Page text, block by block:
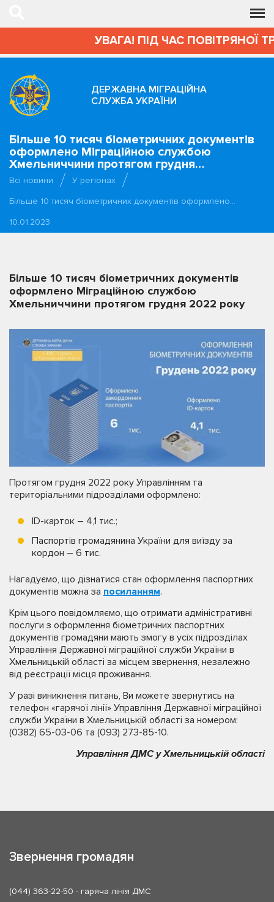
УВАГА! ПІД ЧАС ПОВІТРЯНОЇ
ДЕРЖАВНА МІГРАЦІЙНА
СЛУЖБА УКРАЇНИ
Більше 10 тисяч біометричних документів
оформлено Міграційною службою
Хмельниччини протягом грудня…
Всі новини
У регіонах
Більше 10 тисяч біометричних документів оформлено…
10.01.2023
Більше 10 тисяч біометричних документів
оформлено Міграційною службою
Хмельниччини протягом грудня 2022 року
Протягом грудня 2022 року Управлінням та
територіальними підрозділами оформлено:
ID-карток – 4,1 тис.;
Паспортів громадянина України для виїзду за
кордон – 6 тис.
Нагадуємо, що дізнатися стан оформлення паспортних
документів можна за посиланням.
Крім цього повідомляємо, що отримати адміністративні
послуги з оформлення біометричних паспортних
документів громадяни мають змогу в усіх підрозділах
Управління Державної міграційної служби України в
Хмельницькій області за місцем звернення, незалежно
від реєстрації місця проживання.
У разі виникнення питань, Ви можете звернутись на
телефон «гарячої лінії» Управління Державної міграційної
служби України в Хмельницькій області за номером:
(0382) 65-03-06 та (093) 273-85-10.
Управління ДМС у Хмельницькій області
Звернення громадян
(044) 363-22-50 - гаряча лінія ДМС